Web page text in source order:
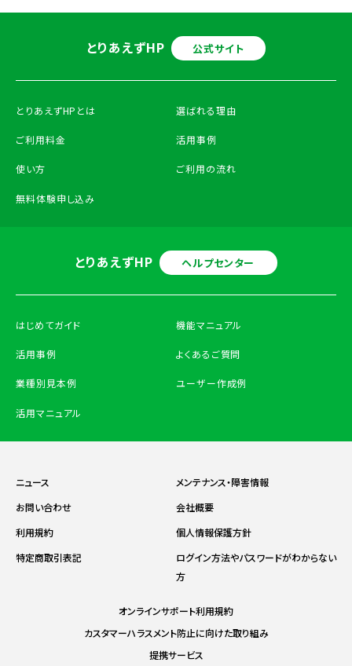
とりあえずHP 公式サイト
とりあえずHPとは
ご利用料金
使い方
選ばれる理由
活用事例
ご利用の流れ
無料体験申し込み
とりあえずHP ヘルプセンター
はじめてガイド
活用事例
業種別見本例
機能マニュアル
よくあるご質問
ユーザー作成例
活用マニュアル
ニュース
メンテナンス・障害情報
お問い合わせ
会社概要
利用規約
個人情報保護方針
特定商取引表記
ログイン方法やパスワードがわからない
方
オンラインサポート利用規約
カスタマーハラスメント防止に向けた取り組み
提携サービス